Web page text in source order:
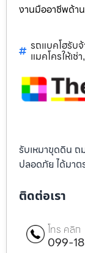
งานมืออาชีพด้า
รถแบคโฮรับ
แมคโครให้เช่า,
รับเหมาขุดดิน
ปลอดภัย ได้มาต
ติดต่อเรา
โทร คลิก
099-